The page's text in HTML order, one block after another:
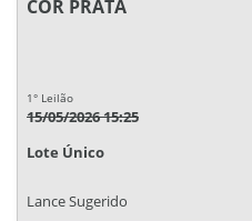
COR PRATA
1° Leilão
15/05/2026 15:25
Lote Único
Lance Sugerido